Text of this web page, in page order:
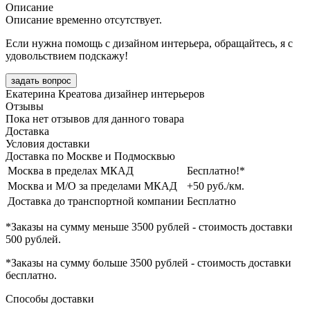
Описание
Описание временно отсутствует.
Если нужна помощь с дизайном интерьера, обращайтесь, я с
удовольствием подскажу!
задать вопрос
Екатерина Креатова дизайнер интерьеров
Отзывы
Пока нет отзывов для данного товара
Доставка
Условия доставки
Доставка по Москве и Подмосквью
Москва в пределах МКАД
Бесплатно!*
Москва и М/О за пределами МКАД
+50 руб./км.
Доставка до транспортной компании Бесплатно
*Заказы на сумму меньше 3500 рублей - стоимость доставки
500 рублей.
*Заказы на сумму больше 3500 рублей - стоимость доставки
бесплатно.
Способы доставки